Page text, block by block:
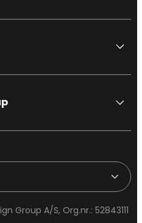
Group A/S, Org.nr.: 52843111